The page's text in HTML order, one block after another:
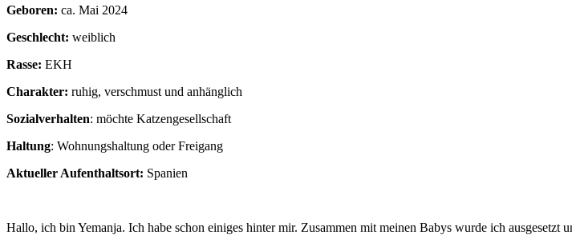
Geboren: ca. Mai 2024
Geschlecht: weiblich
Rasse: EKH
Charakter: ruhig, verschmust und anhänglich
Sozialverhalten: möchte Katzengesellschaft
Haltung: Wohnungshaltung oder Freigang
Aktueller Aufenthaltsort: Spanien
Hallo, ich bin Yemanja. Ich habe schon einiges hinter mir. Zusammen mit meinen Babys wurde ich